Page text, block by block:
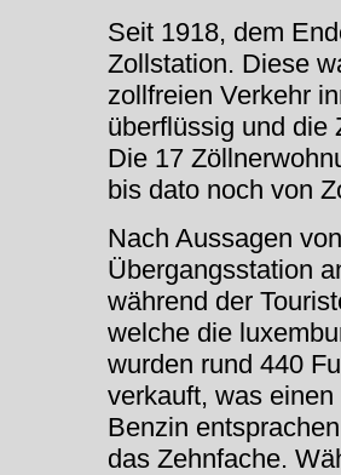
Seit 1918, dem
Zollstation. Diese
zollfreien Verkehr
überflüssig und die
Die 17
bis dato noch von
Nach Aussagen
Übergangsstation
während der
welche die
wurden rund 440
verkauft, was
Benzin
das Zehnfache.